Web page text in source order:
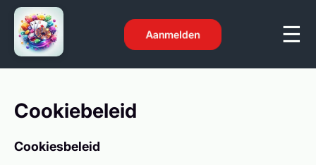
Aanmelden
Cookiebeleid
Cookiesbeleid